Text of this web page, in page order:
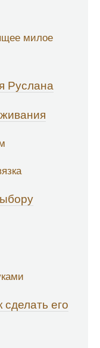
милое
Руслана
его